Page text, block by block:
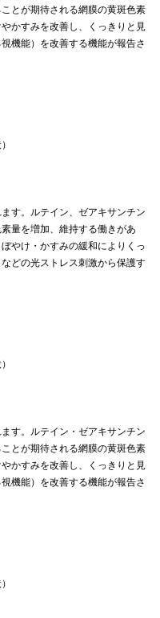
とが期待される網膜の黄斑色素
かすみを改善し、くっきりと見
機能）を改善する機能が報告さ
す。ルテイン、ゼアキサンチン
量を増加、維持する働きがあ
やけ・かすみの緩和によりくっ
どの光ストレス刺激から保護す
す。ルテイン・ゼアキサンチン
とが期待される網膜の黄斑色素
かすみを改善し、くっきりと見
機能）を改善する機能が報告さ